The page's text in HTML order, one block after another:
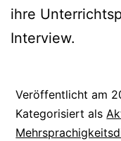
ihre
Interview.
Veröffentlicht am
Kategorisiert als